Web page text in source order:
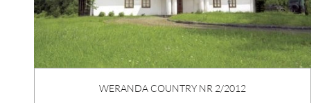
WERANDA COUNTRY NR 2/2012